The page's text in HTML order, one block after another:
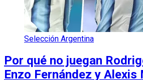
Selección Argentina
Por qué no juegan
Enzo Fernández y